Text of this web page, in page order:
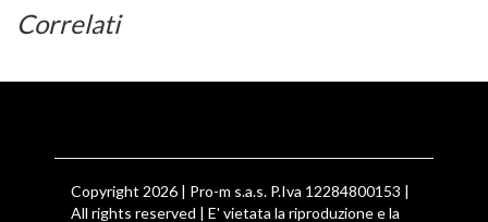
Correlati
Copyright 2026 | Pro-m s.a.s. P.Iva 12284800153 |
All rights reserved | E' vietata la riproduzione e la